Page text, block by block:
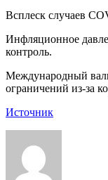
Всплеск случаев
Инфляционное
контроль.
Международный
ограничений из-за
Источник